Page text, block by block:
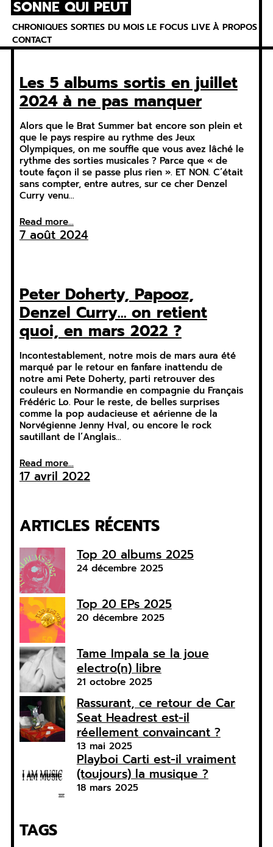
Skip
content
SONNE QUI PEUT
CHRONIQUES SORTIES DU MOIS LE FOCUS LIVE À PROPOS
CONTACT
Les 5 albums sortis en juillet
2024 à ne pas manquer
Alors que le Brat Summer bat encore son plein et
que le pays respire au rythme des Jeux
Olympiques, on me souffle que vous avez lâché le
rythme des sorties musicales ? Parce que « de
toute façon il se passe plus rien ». ET NON. C’était
sans compter, entre autres, sur ce cher Denzel
Curry venu…
Read more...
7 août 2024
Peter Doherty, Papooz,
Denzel Curry… on retient
quoi, en mars 2022 ?
Incontestablement, notre mois de mars aura été
marqué par le retour en fanfare inattendu de
notre ami Pete Doherty, parti retrouver des
couleurs en Normandie en compagnie du Français
Frédéric Lo. Pour le reste, de belles surprises
comme la pop audacieuse et aérienne de la
Norvégienne Jenny Hval, ou encore le rock
sautillant de l’Anglais…
Read more...
17 avril 2022
ARTICLES RÉCENTS
Top 20 albums 2025
24 décembre 2025
Top 20 EPs 2025
20 décembre 2025
Tame Impala se la joue
electro(n) libre
21 octobre 2025
Rassurant, ce retour de Car
Seat Headrest est-il
réellement convaincant ?
13 mai 2025
Playboi Carti est-il vraiment
(toujours) la musique ?
18 mars 2025
TAGS